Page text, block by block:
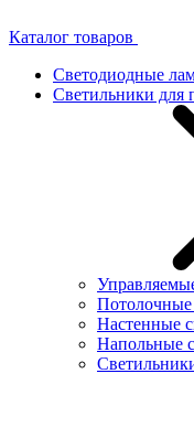
Каталог товаров
Светодиодные
Светильники для
Настенные
Напольные